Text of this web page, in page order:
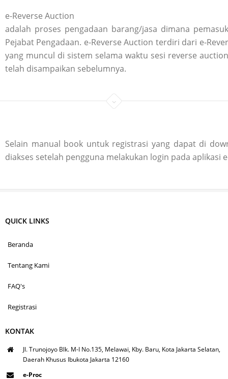
e-Reverse Auction
adalah proses pengadaan barang/jasa dimana
Pejabat Pengadaan. e-Reverse Auction terdiri dari e-
yang muncul di sistem selama waktu sesi reverse
telah disampaikan sebelumnya.
Selain manual book untuk registrasi yang dapat di
diakses setelah pengguna melakukan login pada aplikasi
QUICK LINKS
Beranda
Tentang Kami
FAQ's
Registrasi
KONTAK
Jl. Trunojoyo Blk. M-I No.135, Melawai, Kby. Baru, Kota Jakarta Selatan,
Daerah Khusus Ibukota Jakarta 12160
e-Proc